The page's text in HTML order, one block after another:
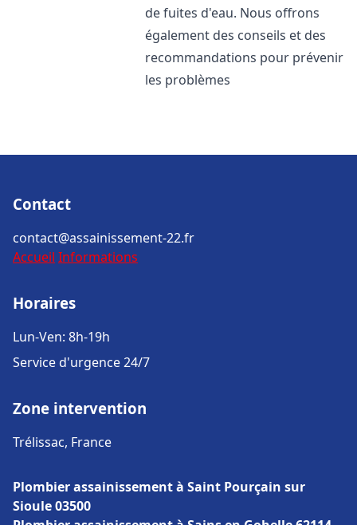
de fuites d'eau. Nous offrons
également des conseils et des
recommandations pour prévenir
les problèmes
Contact
contact@assainissement-22.fr
Accueil Informations
Horaires
Lun-Ven: 8h-19h
Service d'urgence 24/7
Zone intervention
Trélissac, France
Plombier assainissement à Saint Pourçain sur
Sioule 03500